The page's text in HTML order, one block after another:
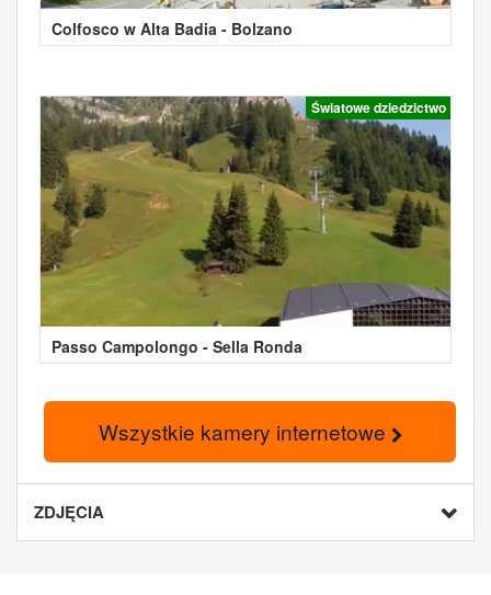
Colfosco w Alta Badia - Bolzano
Światowe dziedzictwo
Passo Campolongo - Sella Ronda
Wszystkie kamery internetowe
ZDJĘCIA